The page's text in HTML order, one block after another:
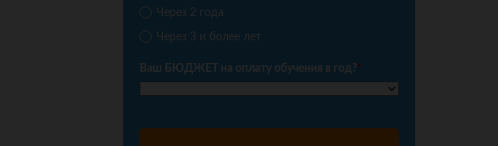
Через 2 года
Через 3 и более лет
Ваш БЮДЖЕТ на оплату обучения в год?*